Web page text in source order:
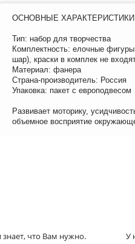
ОСНОВНЫЕ ХАРАКТЕРИСТИКИ
Тип: набор для творчества
Комплектность: елочные
шар), краски в комплек не
Материал: фанера
Страна-производитель: Россия
Упаковка: пакет с европодвесом
Развивает моторику,
объемное восприятие
что Вам нужно.
У